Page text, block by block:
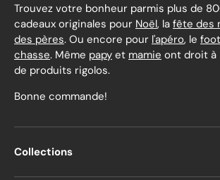
Trouvez votre bonheur parmis plus de
cadeaux originales pour Noël, la fête des
des pères. Ou encore pour l'apéro, le foot
chasse. Même papy et mamie ont droit à
de produits rigolos.
Bonne commande!
Collections